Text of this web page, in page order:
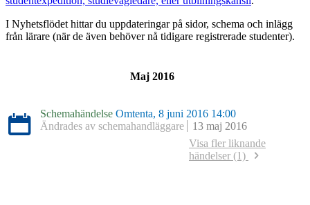
I Nyhetsflödet hittar du uppdateringar på sidor, schema och inlägg
från lärare (när de även behöver nå tidigare registrerade studenter).
Maj 2016
Schemahändelse Omtenta, 8 juni 2016 14:00
Ändrades av schemahandläggare
13 maj 2016
Visa fler liknande
händelser (1)